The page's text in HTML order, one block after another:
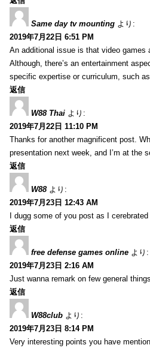
Same day tv mounting より:
2019年7月22日 6:51 PM
An additional issue is that video games
Although, there’s an entertainment
specific expertise or curriculum, such
返信
W88 Thai より:
2019年7月22日 11:10 PM
Thanks for another magnificent post.
presentation next week, and I’m at the
返信
W88 より:
2019年7月23日 12:43 AM
I dugg some of you post as I
返信
free defense games online より:
2019年7月23日 2:16 AM
Just wanna remark on few general
返信
W88club より:
2019年7月23日 8:14 PM
Very interesting points you have